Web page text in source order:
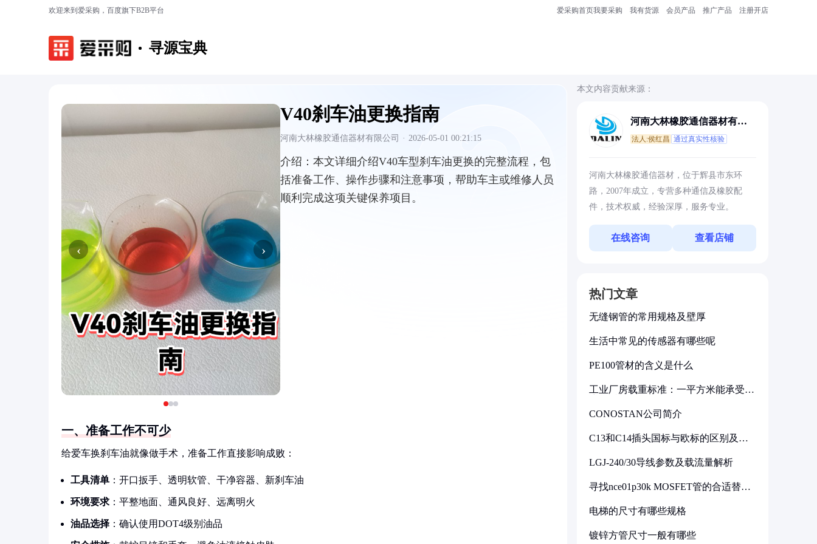
欢迎来到爱采购，百度旗下B2B平台 爱采购首页我要采购 我有货源 会员产品 推广产品 注册开店
寻源宝典
‹ ›
V40刹车油更换指南
河南大林橡胶通信器材有限公司 · 2026-05-01 00:21:15
介绍： 本文详细介绍V40车型刹车油更换的完整流程，包
括准备工作、操作步骤和注意事项，帮助车主或维修人员
顺利完成这项关键保养项目。
一、准备工作不可少
给爱车换刹车油就像做手术，准备工作直接影响成败：
工具清单 ：开口扳手、透明软管、干净容器、新刹车油
环境要求 ：平整地面、通风良好、远离明火
油品选择 ：确认使用DOT4级别油品
本文内容贡献来源：
河南大林橡胶通信器材有限
法人:侯红昌 通过真实性核验
河南大林橡胶通信器材，位于辉县市东环
路，2007年成立，专营多种通信及橡胶配
件，技术权威，经验深厚，服务专业。
在线咨询 查看店铺
热门文章
无缝钢管的常用规格及壁厚
生活中常见的传感器有哪些呢
PE100管材的含义是什么
工业厂房载重标准：一平方米能承受多
CONOSTAN公司简介
C13和C14插头国标与欧标的区别及其
LGJ-240/30导线参数及载流量解析
寻找nce01p30k MOSFET管的合适替代
电梯的尺寸有哪些规格
镀锌方管尺寸一般有哪些